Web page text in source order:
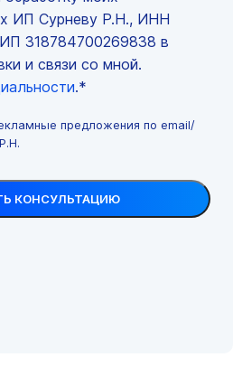
ИП Сурневу Р.Н., ИНН
318784700269838 в
и связи со мной.
.*
предложения по email/